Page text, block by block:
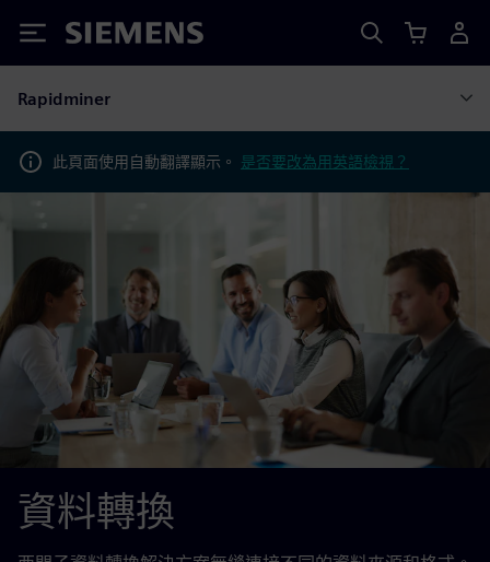
Siemens
Rapidminer
此頁面使用自動翻譯顯示。 是否要改為用英語檢視？
資料轉換